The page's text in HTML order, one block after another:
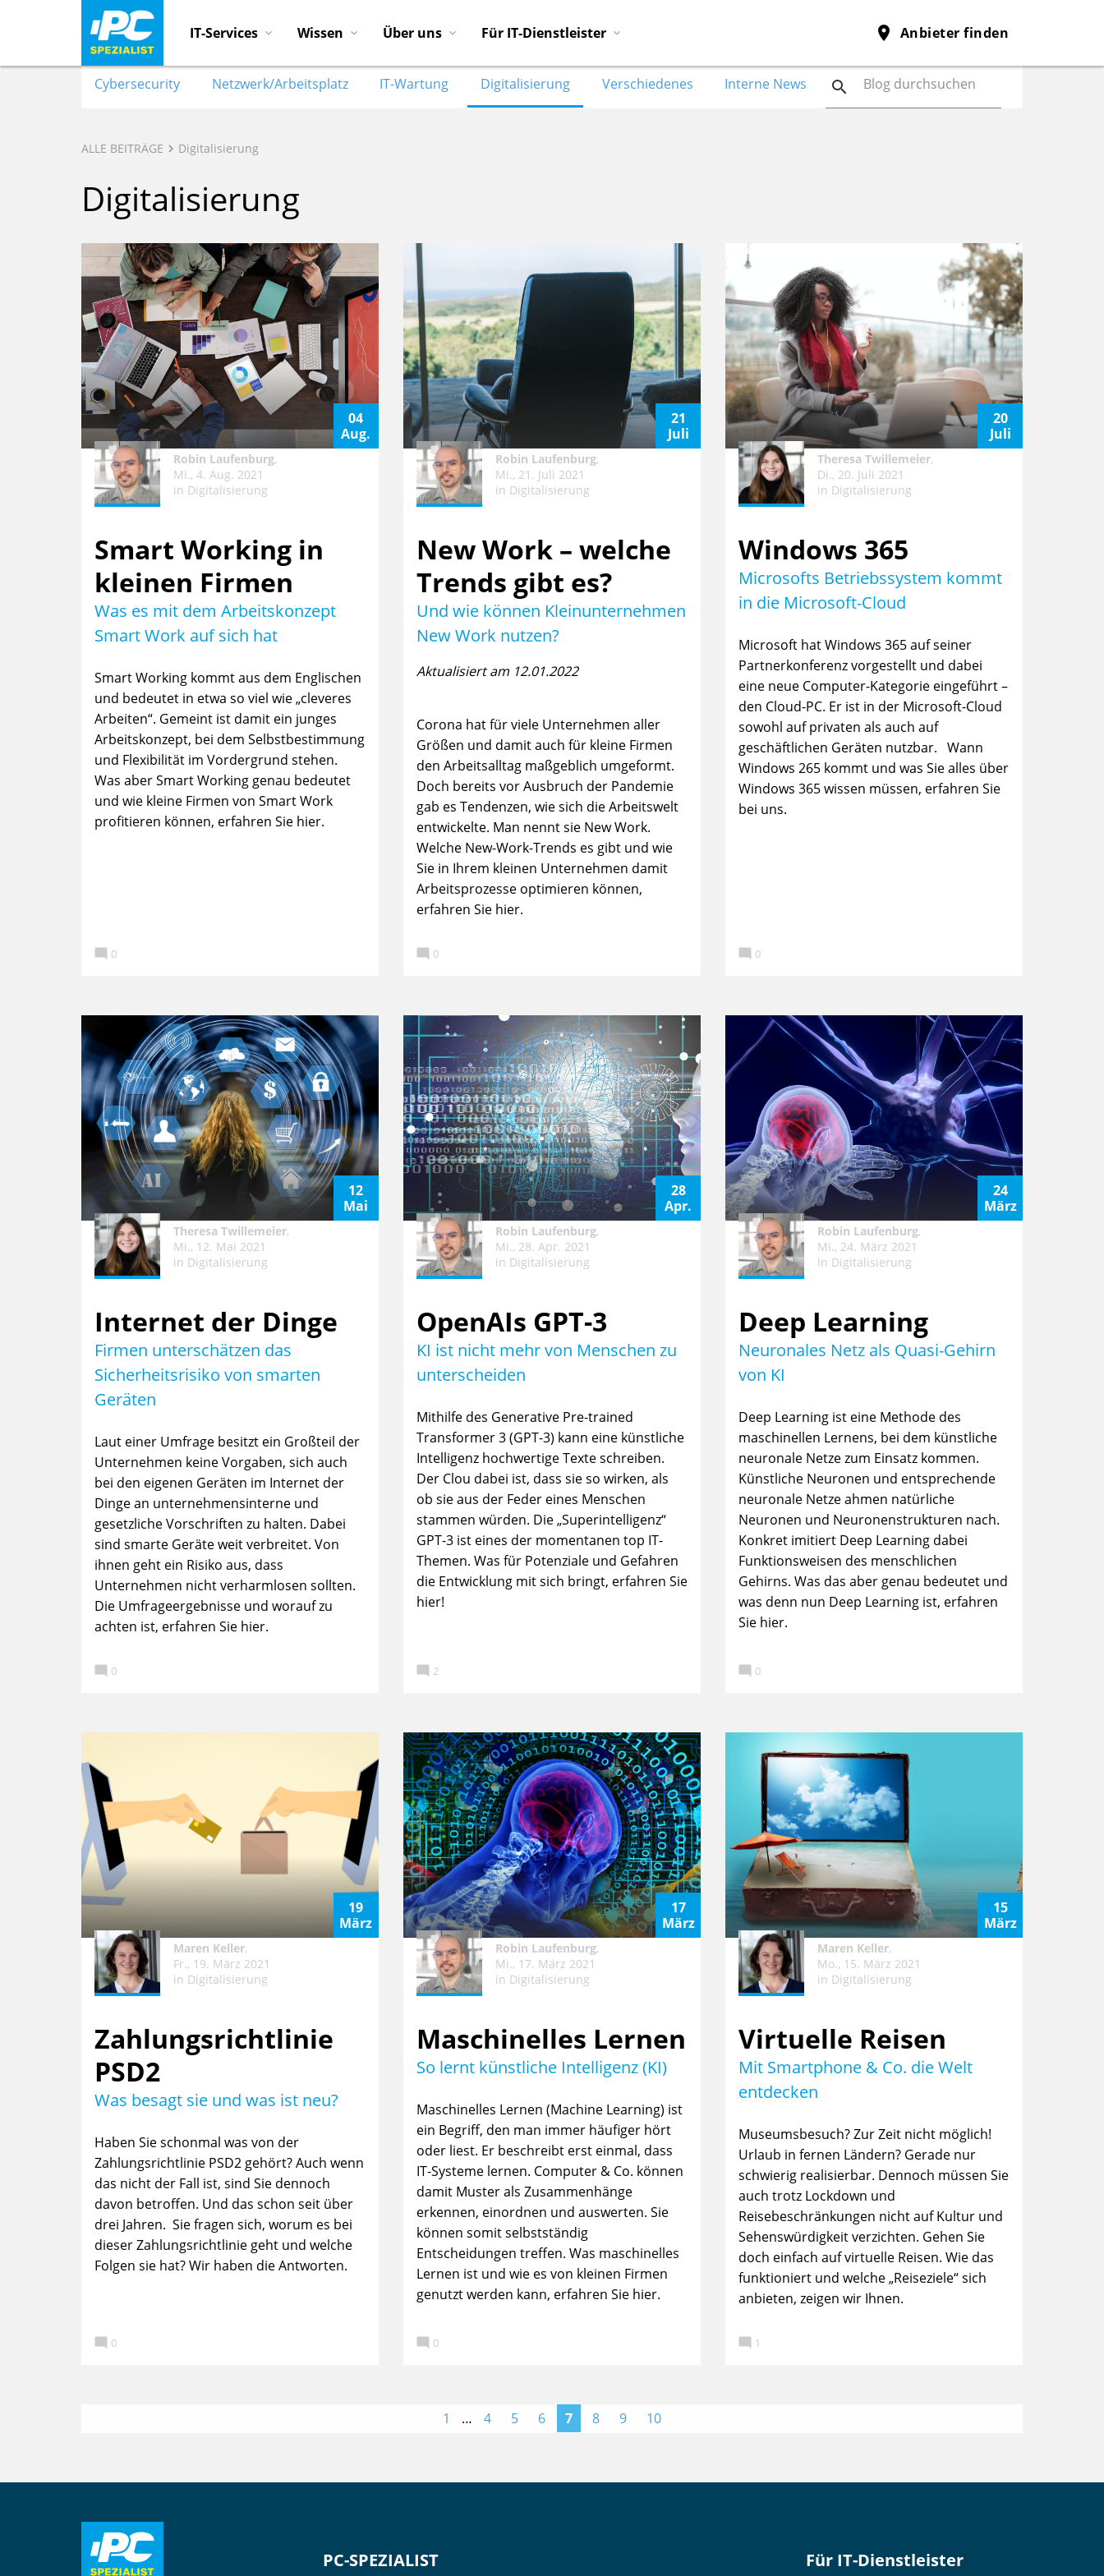
place Anbieter finden
IT-Services Wissen Über uns Für IT-Dienstleister
Cybersecurity Netzwerk/Arbeitsplatz IT-Wartung Digitalisierung Verschiedenes Interne News 
ALLE BEITRÄGE Digitalisierung
Digitalisierung
04
Aug.
Robin Laufenburg,
Mi., 4. Aug. 2021
in Digitalisierung
Smart Working in
kleinen Firmen
Was es mit dem Arbeitskonzept
Smart Work auf sich hat
Smart Working kommt aus dem Englischen
und bedeutet in etwa so viel wie „cleveres
Arbeiten“. Gemeint ist damit ein junges
Arbeitskonzept, bei dem Selbstbestimmung
und Flexibilität im Vordergrund stehen.
Was aber Smart Working genau bedeutet
und wie kleine Firmen von Smart Work
profitieren können, erfahren Sie hier.
 0
21
Juli
Robin Laufenburg,
Mi., 21. Juli 2021
in Digitalisierung
New Work – welche
Trends gibt es?
Und wie können Kleinunternehmen
New Work nutzen?
Aktualisiert am 12.01.2022
Corona hat für viele Unternehmen aller
Größen und damit auch für kleine Firmen
den Arbeitsalltag maßgeblich umgeformt.
Doch bereits vor Ausbruch der Pandemie
gab es Tendenzen, wie sich die Arbeitswelt
entwickelte. Man nennt sie New Work.
Welche New-Work-Trends es gibt und wie
Sie in Ihrem kleinen Unternehmen damit
Arbeitsprozesse optimieren können,
erfahren Sie hier.
 0
20
Juli
Theresa Twillemeier,
Di., 20. Juli 2021
in Digitalisierung
Windows 365
Microsofts Betriebssystem kommt
in die Microsoft-Cloud
Microsoft hat Windows 365 auf seiner
Partnerkonferenz vorgestellt und dabei
eine neue Computer-Kategorie eingeführt –
den Cloud-PC. Er ist in der Microsoft-Cloud
sowohl auf privaten als auch auf
geschäftlichen Geräten nutzbar. Wann
Windows 265 kommt und was Sie alles über
Windows 365 wissen müssen, erfahren Sie
bei uns.
 0
12
Mai
Theresa Twillemeier,
Mi., 12. Mai 2021
in Digitalisierung
Internet der Dinge
Firmen unterschätzen das
Sicherheitsrisiko von smarten
Geräten
Laut einer Umfrage besitzt ein Großteil der
Unternehmen keine Vorgaben, sich auch
bei den eigenen Geräten im Internet der
Dinge an unternehmensinterne und
gesetzliche Vorschriften zu halten. Dabei
sind smarte Geräte weit verbreitet. Von
ihnen geht ein Risiko aus, dass
Unternehmen nicht verharmlosen sollten.
Die Umfrageergebnisse und worauf zu
achten ist, erfahren Sie hier.
 0
28
Apr.
Robin Laufenburg,
Mi., 28. Apr. 2021
in Digitalisierung
OpenAIs GPT-3
KI ist nicht mehr von Menschen zu
unterscheiden
Mithilfe des Generative Pre-trained
Transformer 3 (GPT-3) kann eine künstliche
Intelligenz hochwertige Texte schreiben.
Der Clou dabei ist, dass sie so wirken, als
ob sie aus der Feder eines Menschen
stammen würden. Die „Superintelligenz“
GPT-3 ist eines der momentanen top IT-
Themen. Was für Potenziale und Gefahren
die Entwicklung mit sich bringt, erfahren Sie
hier!
 2
24
März
Robin Laufenburg,
Mi., 24. März 2021
in Digitalisierung
Deep Learning
Neuronales Netz als Quasi-Gehirn
von KI
Deep Learning ist eine Methode des
maschinellen Lernens, bei dem künstliche
neuronale Netze zum Einsatz kommen.
Künstliche Neuronen und entsprechende
neuronale Netze ahmen natürliche
Neuronen und Neuronenstrukturen nach.
Konkret imitiert Deep Learning dabei
Funktionsweisen des menschlichen
Gehirns. Was das aber genau bedeutet und
was denn nun Deep Learning ist, erfahren
Sie hier.
 0
19
März
Maren Keller,
Fr., 19. März 2021
in Digitalisierung
Zahlungsrichtlinie
PSD2
Was besagt sie und was ist neu?
Haben Sie schonmal was von der
Zahlungsrichtlinie PSD2 gehört? Auch wenn
das nicht der Fall ist, sind Sie dennoch
davon betroffen. Und das schon seit über
drei Jahren. Sie fragen sich, worum es bei
dieser Zahlungsrichtlinie geht und welche
Folgen sie hat? Wir haben die Antworten.
 0
17
März
Robin Laufenburg,
Mi., 17. März 2021
in Digitalisierung
Maschinelles Lernen
So lernt künstliche Intelligenz (KI)
Maschinelles Lernen (Machine Learning) ist
ein Begriff, den man immer häufiger hört
oder liest. Er beschreibt erst einmal, dass
IT-Systeme lernen. Computer & Co. können
damit Muster als Zusammenhänge
erkennen, einordnen und auswerten. Sie
können somit selbstständig
Entscheidungen treffen. Was maschinelles
Lernen ist und wie es von kleinen Firmen
genutzt werden kann, erfahren Sie hier.
 0
15
März
Maren Keller,
Mo., 15. März 2021
in Digitalisierung
Virtuelle Reisen
Mit Smartphone & Co. die Welt
entdecken
Museumsbesuch? Zur Zeit nicht möglich!
Urlaub in fernen Ländern? Gerade nur
schwierig realisierbar. Dennoch müssen Sie
auch trotz Lockdown und
Reisebeschränkungen nicht auf Kultur und
Sehenswürdigkeit verzichten. Gehen Sie
doch einfach auf virtuelle Reisen. Wie das
funktioniert und welche „Reiseziele“ sich
anbieten, zeigen wir Ihnen.
 1
1 … 4 5 6 7 8 9 10
PC-SPEZIALIST Für IT-Dienstleister